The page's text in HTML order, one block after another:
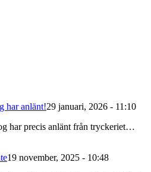
har anlänt!29 januari, 2026 - 11:10
har precis anlänt från tryckeriet…
19 november, 2025 - 10:48